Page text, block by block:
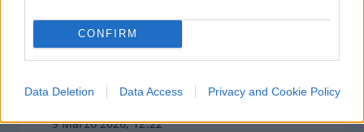
CONFIRM
Data Deletion Data Access Privacy and Cookie Policy
Guerra all’Iran: Borse ancora in
calo, petrolio sopra i 100 dollari
9 Marzo 2026, 12:22